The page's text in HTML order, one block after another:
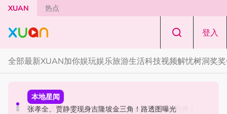
Skip to main content
XUAN 热点
登入
全部最新XUAN加你娱玩娱乐旅游生活科技视频解忧树洞奖
节庆
知多点｜农历七月鬼门开！ 2026年4大生肖最容易招阴
国际星闻
骗走伯贤、泰民酬劳！车佳元涉嫌诈欺300亿遭羁押！
本地星闻
张孝全、贾静雯现身吉隆坡金三角！路透图曝光